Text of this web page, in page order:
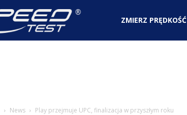
SpeedTest.plZMIERZ PRĘDKOŚĆ
News Play przejmuje UPC, finalizacja w przyszłym roku